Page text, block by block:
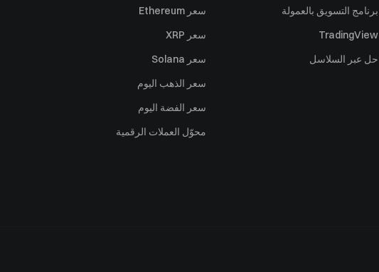
برنامج التسويق بالعمولة
TradingView
حل عبر السلاسل
سعر Ethereum
سعر XRP
سعر Solana
سعر الذهب اليوم
سعر الفضة اليوم
محوّل العملات الرقمية